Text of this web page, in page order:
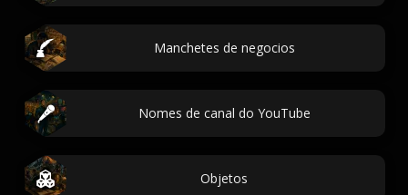
Manchetes de negocios
Nomes de canal do YouTube
Objetos